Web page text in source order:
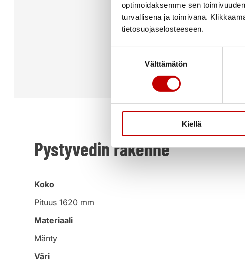
optimoidaksemme sen
turvallisena ja toimivana.
tietosuojaselosteeseen.
Välttämätön
Kiellä
Pystyvedin rakenne
Koko
Pituus 1620 mm
Materiaali
Mänty
Väri